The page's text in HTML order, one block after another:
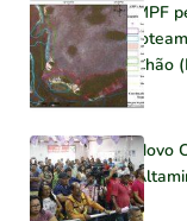
MPF
Chão
Novo